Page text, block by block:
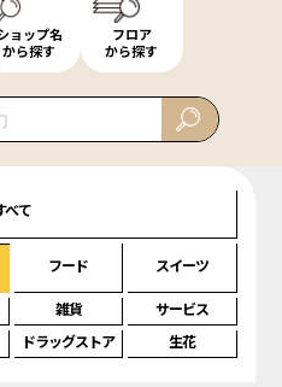
ョップ名
から探す
フロア
から探す
べて
フード スイーツ
雑貨
サービス
ドラッグストア 生花